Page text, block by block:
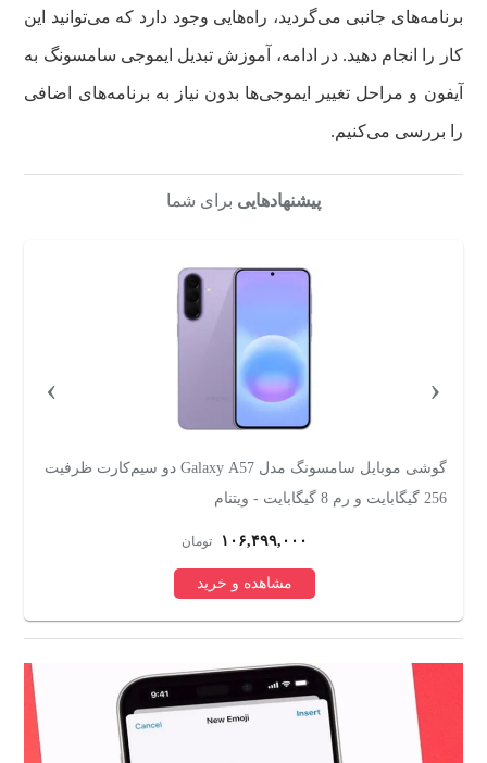
برنامه‌های جانبی می‌گردید، راه‌هایی وجود دارد که می‌توانید این
کار را انجام دهید. در ادامه، آموزش تبدیل ایموجی سامسونگ به
آیفون و مراحل تغییر ایموجی‌ها بدون نیاز به برنامه‌های اضافی
را بررسی می‌کنیم.
پیشنهادهایی برای شما
گوشی موبایل سامسونگ مدل Galaxy A57 دو سیم‌کارت ظرفیت
256 گیگابایت و رم 8 گیگابایت - ویتنام
۱۰۶,۴۹۹,۰۰۰ تومان
مشاهده و خرید
‹
›